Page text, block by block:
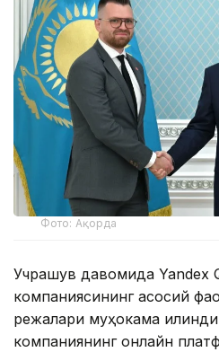
Фото: Ақорда
Учрашув давомида Yandex
компаниясининг асосий
режалари муҳокама
компаниянинг онлайн